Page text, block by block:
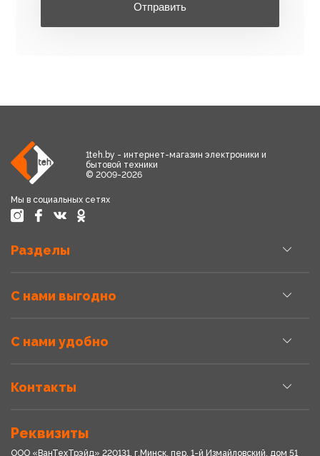
Отправить
1teh.by - интернет-магазин электроники и
бытовой техники
© 2009-2026
Мы в социальных сетях
Разделы
С нами выгодно
С нами удобно
Контакты
Реквизиты
ООО «ВанТехТрэйд» 220131, г.Минск, пер. 1-й Измайловский, дом 51